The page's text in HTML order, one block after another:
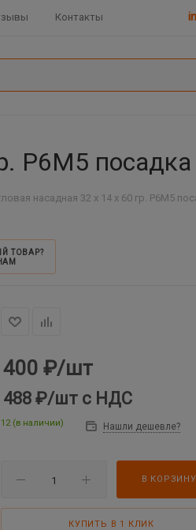
Контакты
Р6М5
насадная 32 х 14 х 60 гр. Р6М5
ТОВАР?
400 ₽/шт
488 ₽/шт с НДС
12 (в наличии) Нашли дешевле?
В КОРЗИНУ
КУПИТЬ В 1 КЛИК